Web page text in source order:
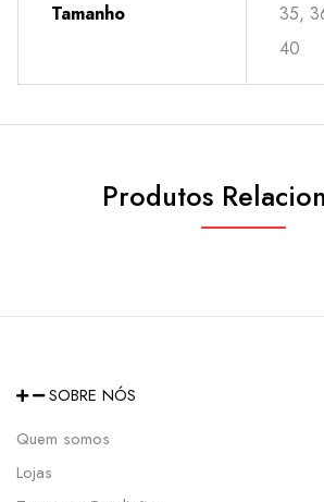
Tamanho
35,
40
Produtos
SOBRE NÓS
Quem somos
Lojas